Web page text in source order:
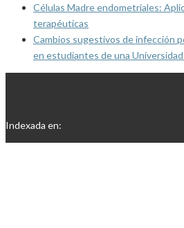
Células Madre endometriales:
terapéuticas
Cambios sugestivos de infección
en estudiantes de una
Indexada en: